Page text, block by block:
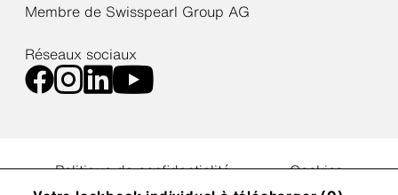
Membre de Swisspearl Group AG
Réseaux sociaux
Politique de confidentialité
Cookies